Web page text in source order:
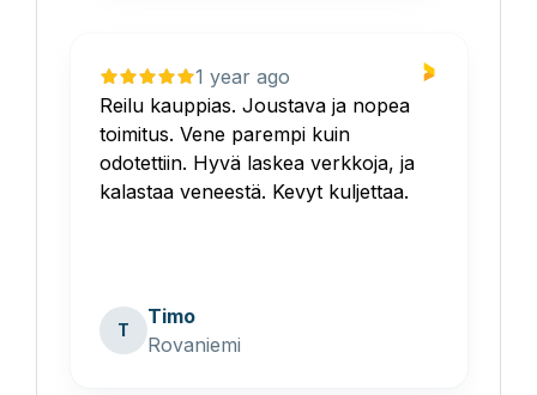
1 year ago
Reilu kauppias. Joustava ja nopea
toimitus. Vene parempi kuin
odotettiin. Hyvä laskea verkkoja, ja
kalastaa veneestä. Kevyt kuljettaa.
T
Timo
Rovaniemi